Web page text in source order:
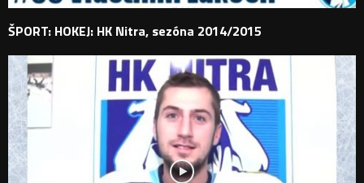
ŠPORT: HOKEJ: HK Nitra, sezóna 2014/2015